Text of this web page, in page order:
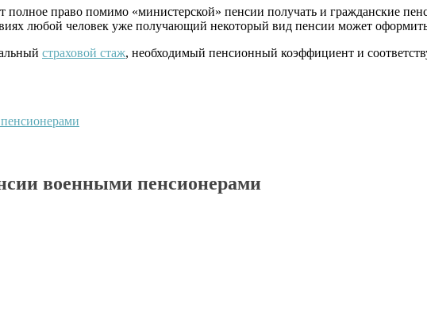
право помимо «министерской» пенсии получать и гражданские
любой человек уже получающий некоторый вид пенсии может
страховой стаж, необходимый пенсионный коэффициент и
военными пенсионерами